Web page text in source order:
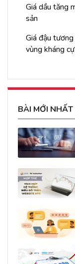
Giá dầu tăng
sản
Giá đậu
vùng kháng
BÀI MỚI NHẤT